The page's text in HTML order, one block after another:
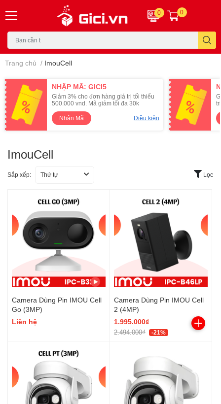
0 0
Trang chủ / ImouCell
NHẬP MÃ: GICI5
Giảm 3% cho đơn hàng giá trị tối thiểu
500.000 vnd. Mã giảm tối đa 30k
Nhận Mã
Điều kiện
ImouCell
Sắp xếp: Thứ tự Lọc
Camera Dùng Pin IMOU Cell
Go (3MP)
Liên hệ
Camera Dùng Pin IMOU Cell
2 (4MP)
1.995.000₫
2.494.000₫ -21%